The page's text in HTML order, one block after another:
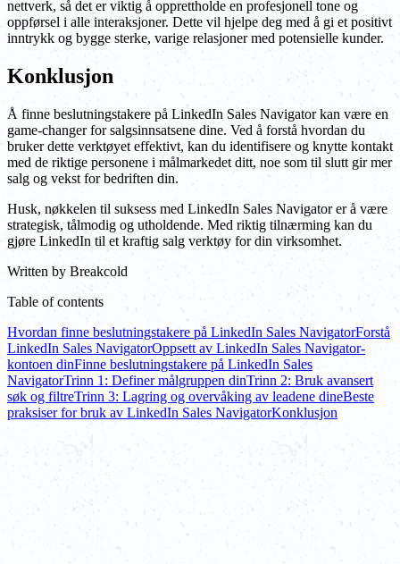
nettverk, så det er viktig å opprettholde en profesjonell tone og
oppførsel i alle interaksjoner. Dette vil hjelpe deg med å gi et positivt
inntrykk og bygge sterke, varige relasjoner med potensielle kunder.
Konklusjon
Å finne beslutningstakere på LinkedIn Sales Navigator kan være en
game-changer for salgsinnsatsene dine. Ved å forstå hvordan du
bruker dette verktøyet effektivt, kan du identifisere og knytte kontakt
med de riktige personene i målmarkedet ditt, noe som til slutt gir mer
salg og vekst for bedriften din.
Husk, nøkkelen til suksess med LinkedIn Sales Navigator er å være
strategisk, tålmodig og utholdende. Med riktig tilnærming kan du
gjøre LinkedIn til et kraftig salg verktøy for din virksomhet.
Written by Breakcold
Table of contents
Hvordan finne beslutningstakere på LinkedIn Sales NavigatorForstå
LinkedIn Sales NavigatorOppsett av LinkedIn Sales Navigator-
kontoen dinFinne beslutningstakere på LinkedIn Sales
NavigatorTrinn 1: Definer målgruppen dinTrinn 2: Bruk avansert
søk og filtreTrinn 3: Lagring og overvåking av leadene dineBeste
praksiser for bruk av LinkedIn Sales NavigatorKonklusjon